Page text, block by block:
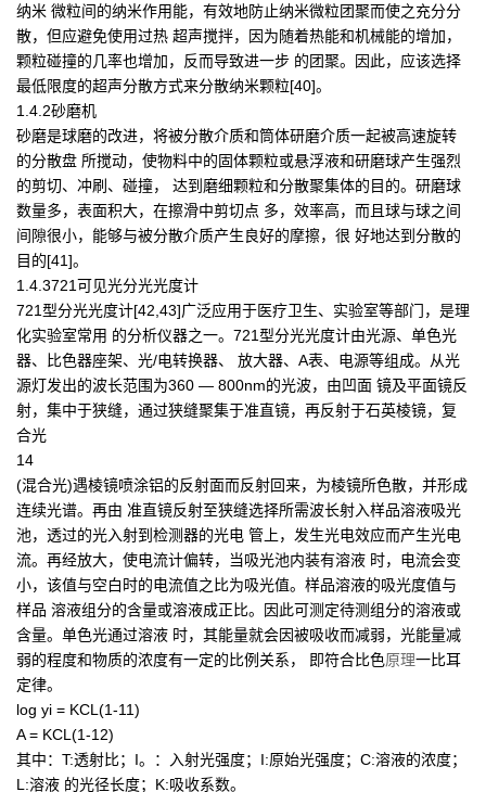
纳米 微粒间的纳米作用能，有效地防止纳米微粒团聚而使之充分分
散，但应避免使用过热 超声搅拌，因为随着热能和机械能的增加，
颗粒碰撞的几率也增加，反而导致进一步 的团聚。因此，应该选择
最低限度的超声分散方式来分散纳米颗粒[40]。
1.4.2砂磨机
砂磨是球磨的改进，将被分散介质和筒体研磨介质一起被高速旋转
的分散盘 所搅动，使物料中的固体颗粒或悬浮液和研磨球产生强烈
的剪切、冲刷、碰撞， 达到磨细颗粒和分散聚集体的目的。研磨球
数量多，表面积大，在擦滑中剪切点 多，效率高，而且球与球之间
间隙很小，能够与被分散介质产生良好的摩擦，很 好地达到分散的
目的[41]。
1.4.3721可见光分光光度计
721型分光光度计[42,43]广泛应用于医疗卫生、实验室等部门，是理
化实验室常用 的分析仪器之一。721型分光光度计由光源、单色光
器、比色器座架、光/电转换器、 放大器、A表、电源等组成。从光
源灯发出的波长范围为360 — 800nm的光波，由凹面 镜及平面镜反
射，集中于狭缝，通过狭缝聚集于准直镜，再反射于石英棱镜，复
合光
14
(混合光)遇棱镜喷涂铝的反射面而反射回来，为棱镜所色散，并形成
连续光谱。再由 准直镜反射至狭缝选择所需波长射入样品溶液吸光
池，透过的光入射到检测器的光电 管上，发生光电效应而产生光电
流。再经放大，使电流计偏转，当吸光池内装有溶液 时，电流会变
小，该值与空白时的电流值之比为吸光值。样品溶液的吸光度值与
样品 溶液组分的含量或溶液成正比。因此可测定待测组分的溶液或
含量。单色光通过溶液 时，其能量就会因被吸收而减弱，光能量减
弱的程度和物质的浓度有一定的比例关系， 即符合比色原理一比耳
定律。
log yi = KCL(1-11)
A = KCL(1-12)
其中：T:透射比；I。：入射光强度；I:原始光强度；C:溶液的浓度；
L:溶液 的光径长度；K:吸收系数。